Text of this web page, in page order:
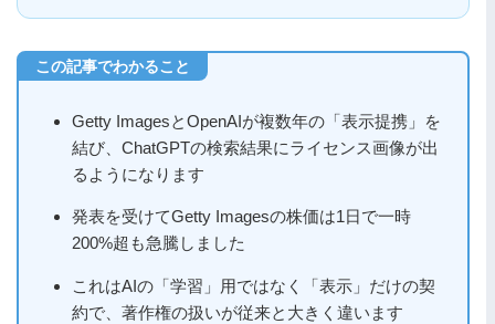
Getty ImagesとOpenAIが複数年の「表示提携」を
結び、ChatGPTの検索結果にライセンス画像が出
るようになります
発表を受けてGetty Imagesの株価は1日で一時
200%超も急騰しました
これはAIの「学習」用ではなく「表示」だけの契
約で、著作権の扱いが従来と大きく違います